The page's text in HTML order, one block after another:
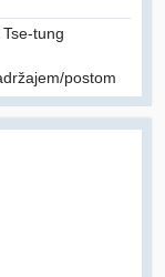
tung
postom